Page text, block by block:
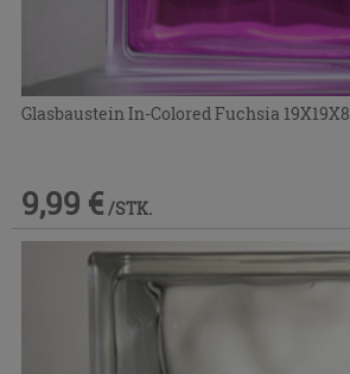
Glasbaustein In-Colored Fuchsia 19X19X8
9,99 € /STK.